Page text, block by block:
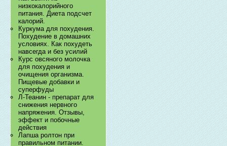
низкокалорийного
питания. Диета подсчет
калорий.
Куркума для похудения.
Похудение в домашних
условиях. Как похудеть
навсегда и без усилий
Курс овсяного молочка
для похудения и
очищения организма.
Пищевые добавки и
суперфуды
Л-Теанин - препарат для
снижения нервного
напряжения. Отзывы,
эффект и побочные
действия
Лапша ролтон при
правильном питании.